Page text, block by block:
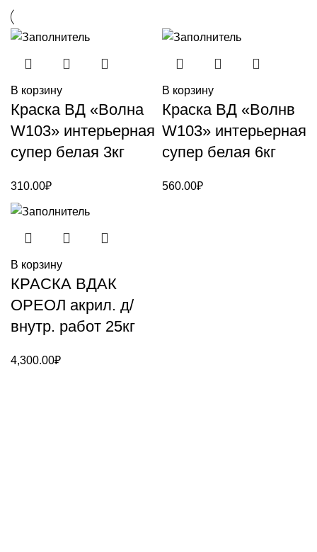
В корзину
Краска ВД «Волна
W103» интерьерная
супер белая 3кг
310.00₽
В корзину
Краска ВД «Волнв
W103» интерьерная
супер белая 6кг
560.00₽
В корзину
КРАСКА ВДАК
ОРЕОЛ акрил. д/
внутр. работ 25кг
4,300.00₽